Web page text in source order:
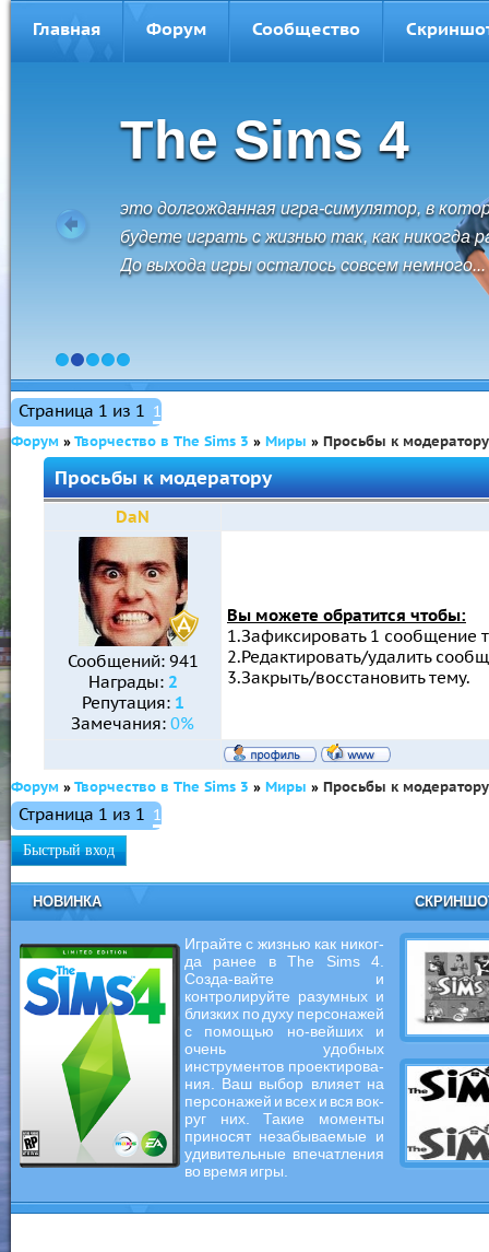
Главная Форум Сообщество
The Sims 3
The Sims 3 - это свобода перемещений,
безграничные возможности и невероятные
открытия. Создавайте персонажей и
1 2 3 4 5
Страница 1 из 1 1
Форум »Творчество в The Sims 3 » Миры » Просьбы к модератору
Просьбы к модератору
DaN
Сообщений: 941
Награды: 2
Репутация: 1
Замечания: 0%
Вы можете обратится чтобы:
1.Зафиксировать 1 сообщение
2.Редактировать/удалить
3.Закрыть/восстановить тему.
Форум »Творчество в The Sims 3 » Миры » Просьбы к модератору
Страница 1 из 1 1
НОВИНКА
Играйте с жизнью как никог-
да ранее в The Sims 4.
Созда-вайте и
контролируйте разумных и
близких по духу персонажей
с помощью но-вейших и
очень удобных
инструментов проектирова-
ния. Ваш выбор влияет на
персонажей и всех и вся вок-
руг них. Такие моменты
приносят незабываемые и
удивительные впечатления
во время игры.